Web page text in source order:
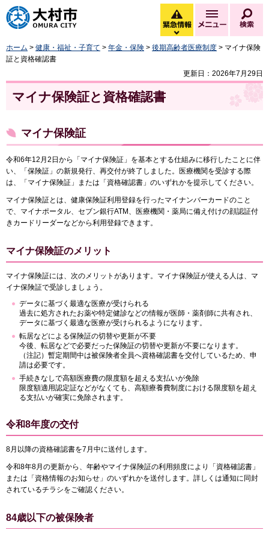
大村市
緊急情報
緊急情報を開く
メニュー
ホーム > 健康・福祉・子育て > 年金・保険 > 後期高齢者医療制度 > マイナ保険
証と資格確認書
更新日：2026年7月29日
マイナ保険証と資格確認書
マイナ保険証
令和6年12月2日から「マイナ保険証」を基本とする仕組みに移行したことに伴
い、「保険証」の新規発行、再交付が終了しました。医療機関を受診する際
は、「マイナ保険証」または「資格確認書」のいずれかを提示してください。
マイナ保険証とは、健康保険証利用登録を行ったマイナンバーカードのこと
で、マイナポータル、セブン銀行ATM、医療機関・薬局に備え付けの顔認証付
きカードリーダーなどから利用登録できます。
マイナ保険証のメリット
マイナ保険証には、次のメリットがあります。マイナ保険証が使える人は、マ
イナ保険証で受診しましょう。
データに基づく最適な医療が受けられる
過去に処方されたお薬や特定健診などの情報が医師・薬剤師に共有され、
データに基づく最適な医療が受けられるようになります。
転居などによる保険証の切替や更新が不要
今後、転居などで必要だった保険証の切替や更新が不要になります。
（注記）暫定期間中は被保険者全員へ資格確認書を交付しているため、申
請は必要です。
手続きなしで高額医療費の限度額を超える支払いが免除
限度額適用認定証などがなくても、高額療養費制度における限度額を超え
る支払いが確実に免除されます。
令和8年度の交付
8月以降の資格確認書を7月中に送付します。
令和8年8月の更新から、年齢やマイナ保険証の利用頻度により「資格確認書」
または「資格情報のお知らせ」のいずれかを送付します。詳しくは通知に同封
されているチラシをご確認ください。
84歳以下の被保険者